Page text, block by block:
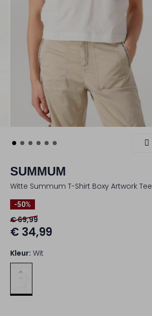
SUMMUM
Witte Summum T-Shirt Boxy Artwork Tee
-50%
€ 69,99
€ 34,99
Kleur: Wit